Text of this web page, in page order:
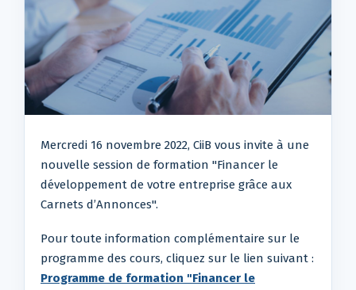
Mercredi 16 novembre 2022, CiiB vous invite à une
nouvelle session de formation "Financer le
développement de votre entreprise grâce aux
Carnets d’Annonces".
Pour toute information complémentaire sur le
programme des cours, cliquez sur le lien suivant :
Programme de formation "Financer le